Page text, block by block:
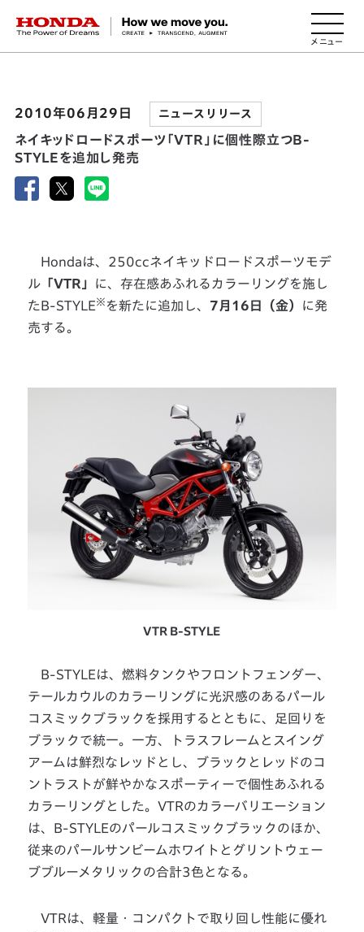
HONDA The Power of Dreams
2010年06月29日 ニュースリリース
ネイキッドロードスポーツ「VTR」に個性際立つB-
STYLEを追加し発売
Hondaは、250ccネイキッドロードスポーツモデ
ル 「VTR」
に、存在感あふれるカラーリングを施し
たB-STYLE※ を新たに追加し、 7月16日（金）
に発
売する。
VTR B-STYLE
B-STYLEは、燃料タンクやフロントフェンダー、
テールカウルのカラーリングに光沢感のあるパール
コスミックブラックを採用するとともに、足回りを
ブラックで統一。一方、トラスフレームとスイング
アームは鮮烈なレッドとし、ブラックとレッドのコ
ントラストが鮮やかなスポーティーで個性あふれる
カラーリングとした。VTRのカラーバリエーション
は、B-STYLEのパールコスミックブラックのほか、
従来のパールサンビームホワイトとグリントウェー
ブブルーメタリックの合計3色となる。
VTRは、軽量・コンパクトで取り回し性能に優れ